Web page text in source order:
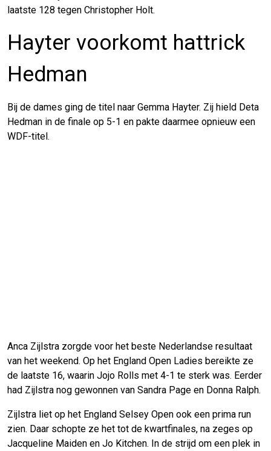
laatste 128 tegen Christopher Holt.
Hayter voorkomt hattrick
Hedman
Bij de dames ging de titel naar Gemma Hayter. Zij hield Deta
Hedman in de finale op 5-1 en pakte daarmee opnieuw een
WDF-titel.
Anca Zijlstra zorgde voor het beste Nederlandse resultaat
van het weekend. Op het England Open Ladies bereikte ze
de laatste 16, waarin Jojo Rolls met 4-1 te sterk was. Eerder
had Zijlstra nog gewonnen van Sandra Page en Donna Ralph.
Zijlstra liet op het England Selsey Open ook een prima run
zien. Daar schopte ze het tot de kwartfinales, na zeges op
Jacqueline Maiden en Jo Kitchen. In de strijd om een plek in